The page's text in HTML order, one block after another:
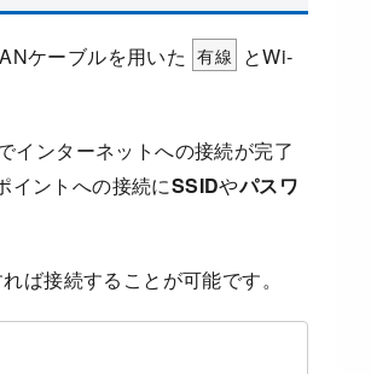
ケーブルを用いた 有線 とWi-
インターネットへの接続が完了
イントへの接続にSSIDやパスワ
ば接続することが可能です。